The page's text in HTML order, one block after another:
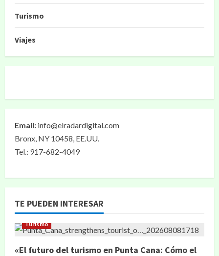
Turismo
Viajes
Email: info@elradardigital.com
Bronx, NY 10458, EE.UU.
Tel.: 917-682-4049
TE PUEDEN INTERESAR
Turismo
«El futuro del turismo en Punta Cana: Cómo el